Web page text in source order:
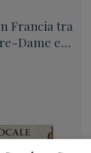
Francia tra
Dame e